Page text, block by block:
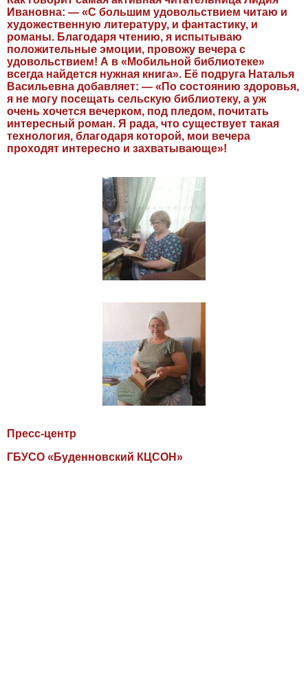
Ивановна: — «С большим удовольствием читаю и
художественную литературу, и фантастику, и
романы. Благодаря чтению, я испытываю
положительные эмоции, провожу вечера с
удовольствием! А в «Мобильной библиотеке»
всегда найдется нужная книга». Её подруга Наталья
Васильевна добавляет: — «По состоянию здоровья,
я не могу посещать сельскую библиотеку, а уж
очень хочется вечерком, под пледом, почитать
интересный роман. Я рада, что существует такая
технология, благодаря которой, мои вечера
проходят интересно и захватывающе»!
Пресс-центр
ГБУСО «Буденновский КЦСОН»